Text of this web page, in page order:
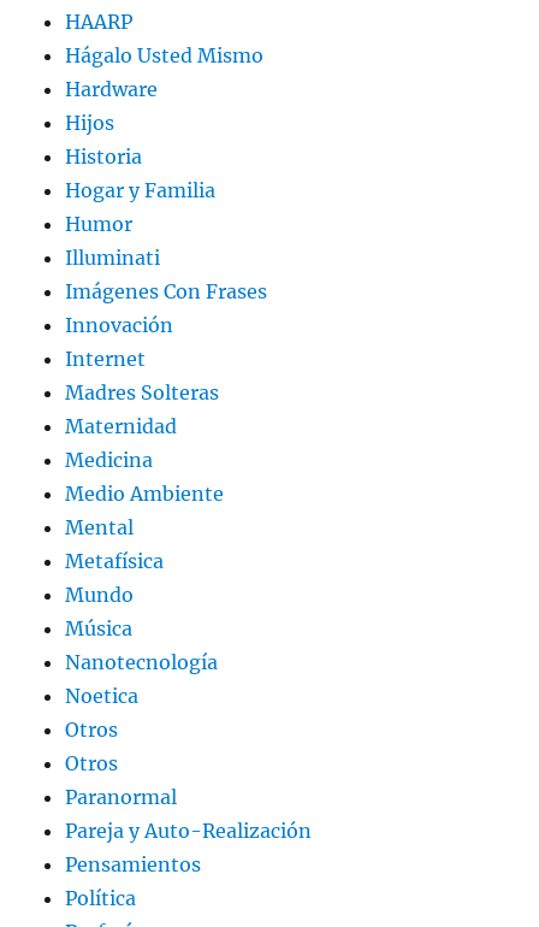
HAARP
Hágalo Usted Mismo
Hardware
Hijos
Historia
Hogar y Familia
Humor
Illuminati
Imágenes Con Frases
Innovación
Internet
Madres Solteras
Maternidad
Medicina
Medio Ambiente
Mental
Metafísica
Mundo
Música
Nanotecnología
Noetica
Otros
Otros
Paranormal
Pareja y Auto-Realización
Pensamientos
Política